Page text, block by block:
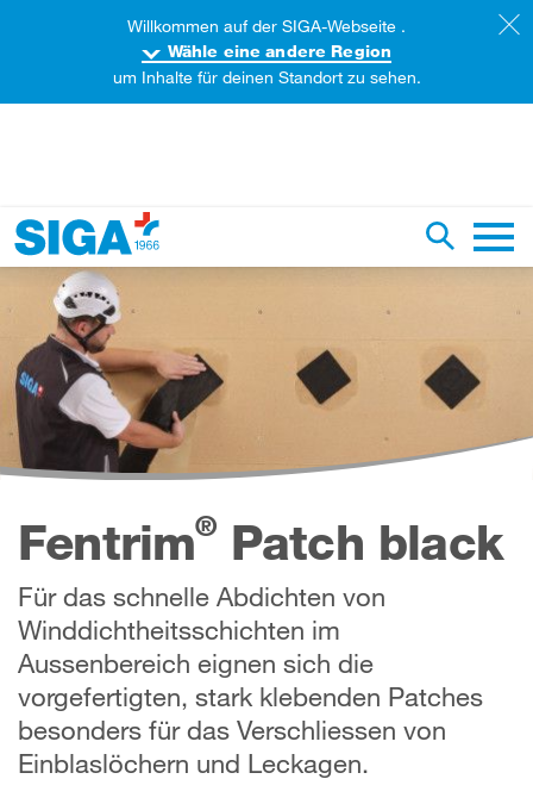
Suche
Webseite durchsuchen
Fentrim®Patch black
Für das schnelle Abdichten von
Winddichtheitsschichten im
Aussenbereich eignen sich die
vorgefertigten, stark klebenden Patches
besonders für das Verschliessen von
Einblaslöchern und Leckagen.
Willkommen auf der SIGA-Webseite .
Wähle eine andere Region
um Inhalte für deinen Standort zu sehen.